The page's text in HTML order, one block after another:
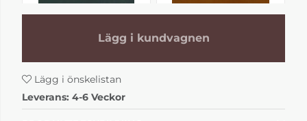
Bruno Mässing
Läder grön 9201
4-6 Veckor
4-6 Veckor
Lägg i kundvagnen
Lägg i önskelistan
Leverans: 4-6 Veckor